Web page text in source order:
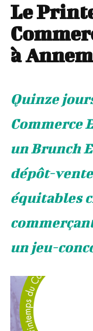
Le
à
Quinze
Commerce
un Brunch
dépôt-
équitables
un jeu-